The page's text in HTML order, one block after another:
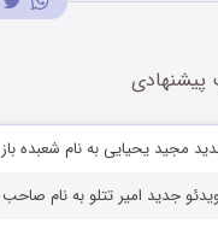
پیشنهادی
مجید یحیایی به نام شعبده باز
جدید امیر تتلو به نام صاحب